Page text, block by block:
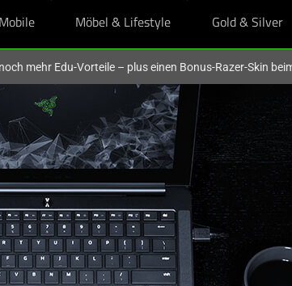
Mobile Möbel & Lifestyle Gold & Silver
mehr Edu-Vorteile – plus einen Bonus-Razer-Skin